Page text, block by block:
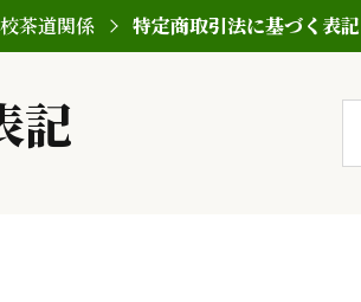
茶道関係 特定商取引法に基づく表記
記